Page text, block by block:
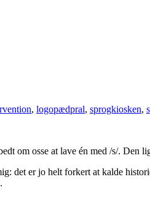
, logopædpral, sprogkiosken,
om osse at lave én med /s/.
det er jo helt forkert at kalde